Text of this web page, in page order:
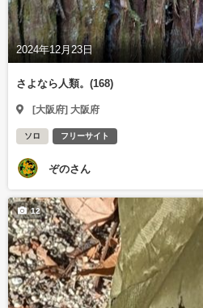
2024年12月23日
さよなら人類。(168)
[大阪府] 大阪府
ソロ フリーサイト
ぞのさん
12